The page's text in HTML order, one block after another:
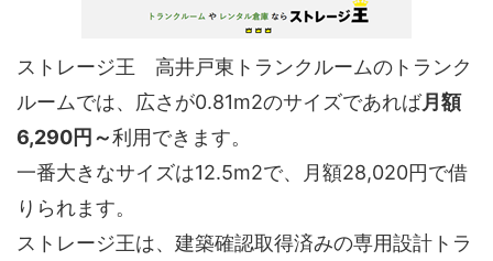
ストレージ王 高井戸東トランクルームのトランク
ルームでは、広さが0.81m2のサイズであれば月額
6,290円～利用できます。
一番大きなサイズは12.5m2で、月額28,020円で借
りられます。
ストレージ王は、建築確認取得済みの専用設計トラ